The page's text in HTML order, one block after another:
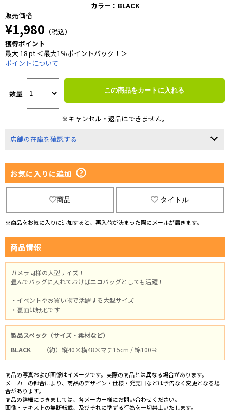
カラー：BLACK
販売価格
¥1,980 （税込）
獲得ポイント
最大 18 pt ＜最大1％ポイントバック！＞
ポイントについて
数量 この商品をカートに入れる
※キャンセル・返品はできません。
店舗の在庫を確認する
お気に入りに追加
商品 タイトル
※商品をお気に入りに追加すると、再入荷が決まった際にメールが届きます。
商品情報
ガメラ同様の大型サイズ！
畳んでバッグに入れておけばエコバッグとしても活躍！
・イベントやお買い物で活躍する大型サイズ
・裏面は無地です
製品スペック（サイズ・素材など）
BLACK
（約）縦40×横48×マチ15cm / 綿100％
商品の写真および画像はイメージです。実際の商品とは異なる場合があります。
メーカーの都合により、商品のデザイン・仕様・発売日などは予告なく変更となる場
合があります。
商品の詳細につきましては、各メーカー様にお問い合わせください。
画像・テキストの無断転載、及びそれに準ずる行為を一切禁止いたします。